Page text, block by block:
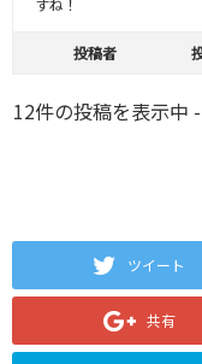
すね！
投稿者
12件の投稿を表示中
ツイート
共有